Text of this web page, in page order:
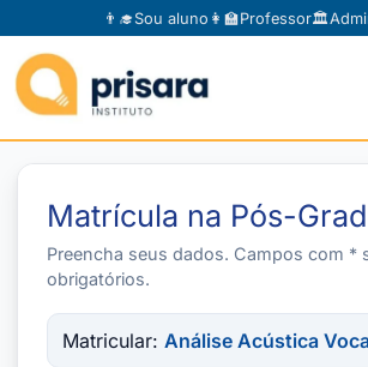
👨‍🎓Sou aluno 👩‍🏫Professor🏛️
Matrícula na Pós-
Preencha seus dados. Campos com *
obrigatórios.
Matricular: Análise Acústica